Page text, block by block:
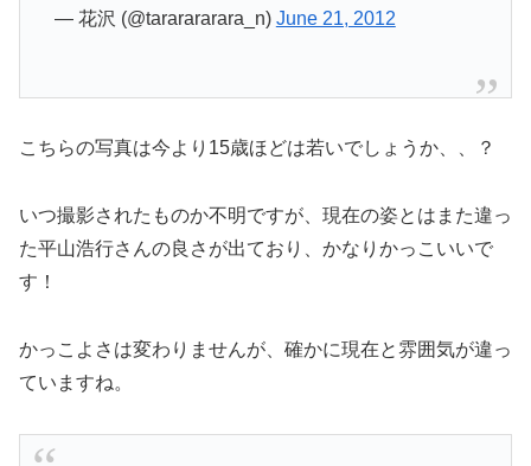
— 花沢 (@tararararara_n) June 21, 2012
こちらの写真は今より15歳ほどは若いでしょうか、、？
いつ撮影されたものか不明ですが、現在の姿とはまた違っ
た平山浩行さんの良さが出ており、かなりかっこいいで
す！
かっこよさは変わりませんが、確かに現在と雰囲気が違っ
ていますね。